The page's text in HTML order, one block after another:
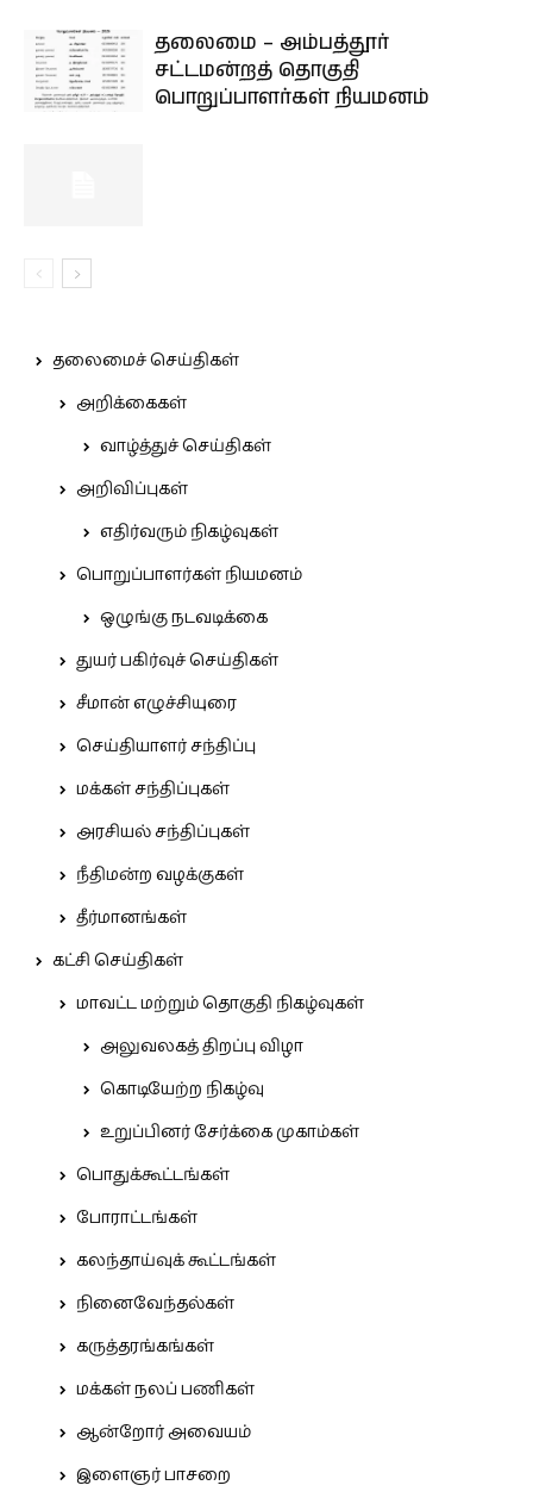
தலைமை – அம்பத்தூர்
சட்டமன்றத் தொகுதி
பொறுப்பாளர்கள் நியமனம்
தலைமைச் செய்திகள்
அறிக்கைகள்
வாழ்த்துச் செய்திகள்
அறிவிப்புகள்
எதிர்வரும் நிகழ்வுகள்
பொறுப்பாளர்கள் நியமனம்
ஒழுங்கு நடவடிக்கை
துயர் பகிர்வுச் செய்திகள்
சீமான் எழுச்சியுரை
செய்தியாளர் சந்திப்பு
மக்கள் சந்திப்புகள்
அரசியல் சந்திப்புகள்
நீதிமன்ற வழக்குகள்
தீர்மானங்கள்
கட்சி செய்திகள்
மாவட்ட மற்றும் தொகுதி நிகழ்வுகள்
அலுவலகத் திறப்பு விழா
கொடியேற்ற நிகழ்வு
உறுப்பினர் சேர்க்கை முகாம்கள்
பொதுக்கூட்டங்கள்
போராட்டங்கள்
கலந்தாய்வுக் கூட்டங்கள்
நினைவேந்தல்கள்
கருத்தரங்கங்கள்
மக்கள் நலப் பணிகள்
ஆன்றோர் அவையம்
இளைஞர் பாசறை